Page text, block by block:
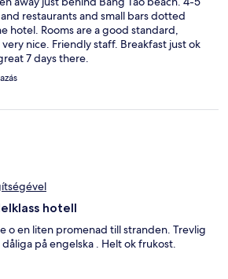
restaurants and small bars dotted
hotel. Rooms are a good standard,
nice. Friendly staff. Breakfast just ok
7 days there.
hotell
o en liten promenad till stranden. Trevlig
på engelska . Helt ok frukost.